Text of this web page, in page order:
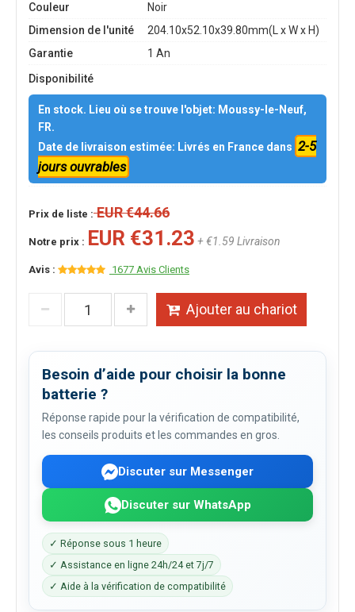
Couleur
Noir
Dimension de l'unité
204.10x52.10x39.80mm(L x W x H)
Garantie
1 An
Disponibilité
En stock. Lieu où se trouve l'objet: Moussy-le-Neuf,
FR.
Date de livraison estimée: Livrés en France dans 2-5
jours ouvrables
Prix de liste :EUR €44.66
Notre prix : EUR €31.23 + €1.59 Livraison
Avis : 1677 Avis Clients
Ajouter au chariot
Besoin d’aide pour choisir la bonne
batterie ?
Réponse rapide pour la vérification de compatibilité,
les conseils produits et les commandes en gros.
Discuter sur Messenger
Discuter sur WhatsApp
✓ Réponse sous 1 heure
✓ Assistance en ligne 24h/24 et 7j/7
✓ Aide à la vérification de compatibilité